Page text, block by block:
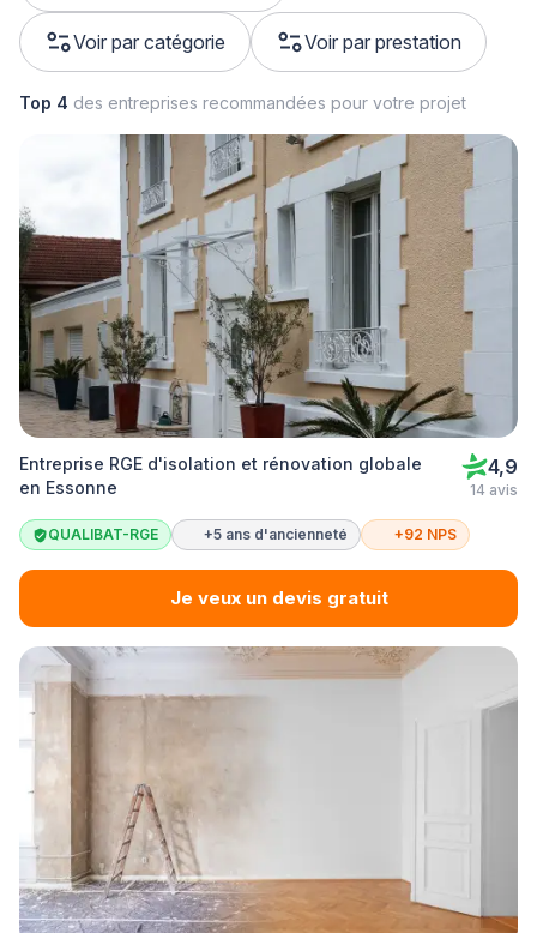
Voir par catégorie Voir par prestation
Top 4 des entreprises recommandées pour votre projet
Entreprise RGE d'isolation et rénovation globale
en Essonne
4,9
14 avis
QUALIBAT-RGE +5 ans d'ancienneté +92 NPS
Je veux un devis gratuit